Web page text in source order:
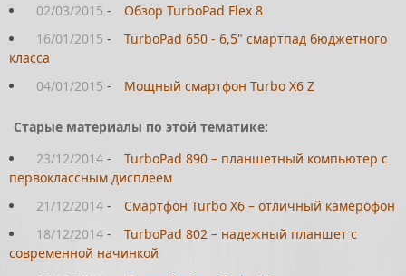
02/03/2015 -
Обзор TurboPad Flex 8
16/01/2015 -
TurboPad 650 - 6,5" смартпад бюджетного
класса
04/01/2015 - Мощный смартфон Turbo X6 Z
Старые материалы по этой тематике:
23/12/2014 -
TurboPad 890 – планшетный компьютер с
первоклассным дисплеем
21/12/2014 -
Смартфон Turbo X6 – отличный камерофон
18/12/2014 -
TurboPad 802 – надежный планшет с
современной начинкой